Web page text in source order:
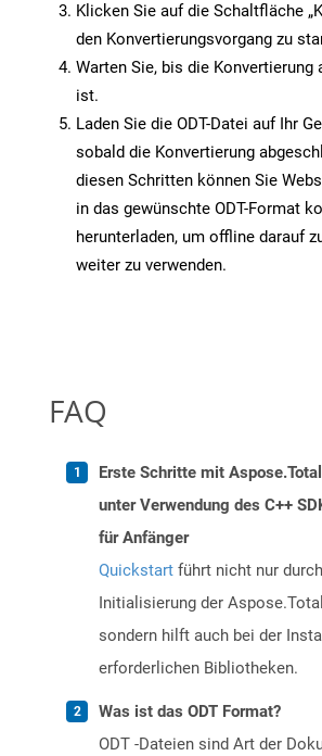
Klicken Sie auf die Schaltfläche
den Konvertierungsvorgang zu
Warten Sie, bis die Konvertierung
ist.
Laden Sie die ODT-Datei auf Ihr
sobald die Konvertierung
diesen Schritten können Sie
in das gewünschte ODT-Format
herunterladen, um offline darauf
weiter zu verwenden.
FAQ
Erste Schritte mit
unter Verwendung des C++
für Anfänger
Quickstart führt nicht nur
Initialisierung der
sondern hilft auch bei der
erforderlichen Bibliotheken.
Was ist das ODT Format?
ODT -Dateien sind Art der